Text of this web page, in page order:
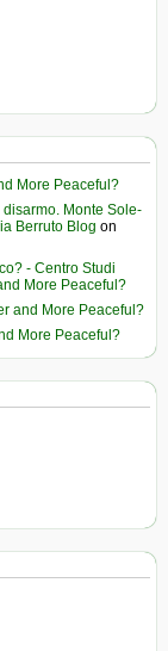
More Peaceful?
Monte Sole-
Berruto Blog on
- Centro Studi
More Peaceful?
and More Peaceful?
More Peaceful?